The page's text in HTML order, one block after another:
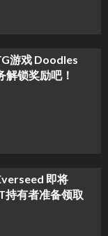
游戏 Doodles
解锁奖励吧！
即将
持有者准备领取